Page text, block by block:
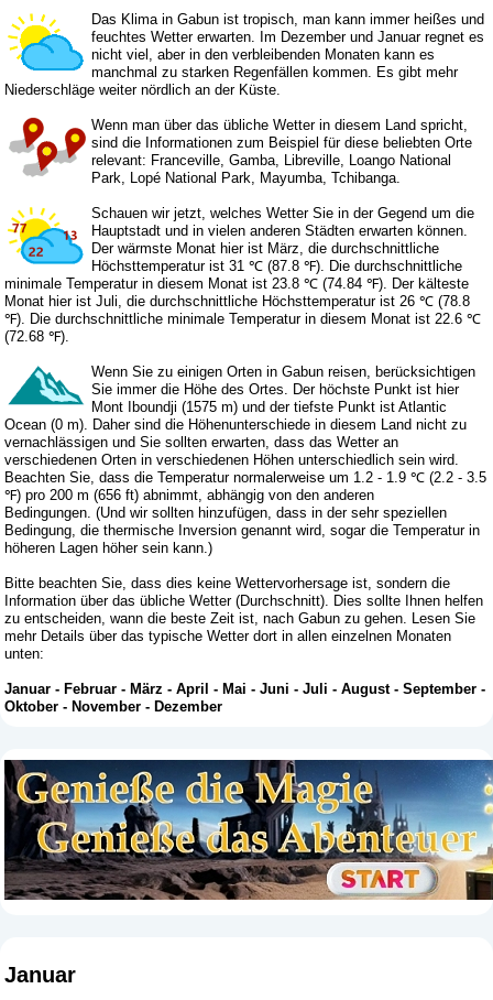
Das Klima in Gabun ist tropisch, man kann immer heißes und
feuchtes Wetter erwarten. Im Dezember und Januar regnet es
nicht viel, aber in den verbleibenden Monaten kann es
manchmal zu starken Regenfällen kommen. Es gibt mehr
Niederschläge weiter nördlich an der Küste.
Wenn man über das übliche Wetter in diesem Land spricht,
sind die Informationen zum Beispiel für diese beliebten Orte
relevant: Franceville, Gamba, Libreville, Loango National
Park, Lopé National Park, Mayumba, Tchibanga.
Schauen wir jetzt, welches Wetter Sie in der Gegend um die
Hauptstadt und in vielen anderen Städten erwarten können.
Der wärmste Monat hier ist März, die durchschnittliche
Höchsttemperatur ist 31 ℃ (87.8 ℉). Die durchschnittliche
minimale Temperatur in diesem Monat ist 23.8 ℃ (74.84 ℉). Der kälteste
Monat hier ist Juli, die durchschnittliche Höchsttemperatur ist 26 ℃ (78.8
℉). Die durchschnittliche minimale Temperatur in diesem Monat ist 22.6 ℃
(72.68 ℉).
Wenn Sie zu einigen Orten in Gabun reisen, berücksichtigen
Sie immer die Höhe des Ortes. Der höchste Punkt ist hier
Mont Iboundji (1575 m) und der tiefste Punkt ist Atlantic
Ocean (0 m). Daher sind die Höhenunterschiede in diesem Land nicht zu
vernachlässigen und Sie sollten erwarten, dass das Wetter an
verschiedenen Orten in verschiedenen Höhen unterschiedlich sein wird.
Beachten Sie, dass die Temperatur normalerweise um 1.2 - 1.9 ℃ (2.2 - 3.5
℉) pro 200 m (656 ft) abnimmt, abhängig von den anderen
Bedingungen. (Und wir sollten hinzufügen, dass in der sehr speziellen
Bedingung, die thermische Inversion genannt wird, sogar die Temperatur in
höheren Lagen höher sein kann.)
Bitte beachten Sie, dass dies keine Wettervorhersage ist, sondern die
Information über das übliche Wetter (Durchschnitt). Dies sollte Ihnen helfen
zu entscheiden, wann die beste Zeit ist, nach Gabun zu gehen. Lesen Sie
mehr Details über das typische Wetter dort in allen einzelnen Monaten
unten:
Januar -Februar -März -April -Mai -Juni -Juli -August-September -
Oktober -November -Dezember
Januar